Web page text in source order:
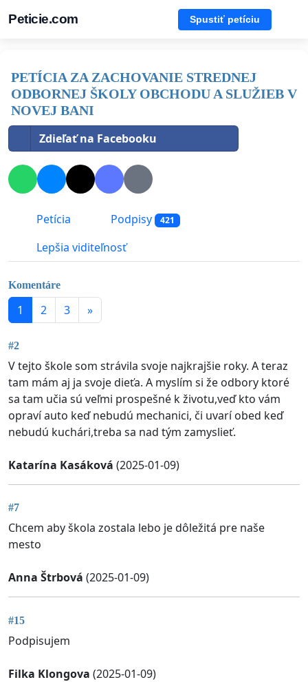
Peticie.com Spustiť petíciu
PETÍCIA ZA ZACHOVANIE STREDNEJ
ODBORNEJ ŠKOLY OBCHODU A SLUŽIEB V
NOVEJ BANI
Zdieľať na Facebooku
Petícia Podpisy 421
Lepšia viditeľnosť
Komentáre
1 2 3 »
#2
V tejto škole som strávila svoje najkrajšie roky. A teraz
tam mám aj ja svoje dieťa. A myslím si že odbory ktoré
sa tam učia sú veľmi prospešné k životu,veď kto vám
opraví auto keď nebudú mechanici, či uvarí obed keď
nebudú kuchári,treba sa nad tým zamyslieť.
Katarína Kasáková (2025-01-09)
#7
Chcem aby škola zostala lebo je dôležitá pre naše
mesto
Anna Štrbová (2025-01-09)
#15
Podpisujem
Filka Klongova (2025-01-09)